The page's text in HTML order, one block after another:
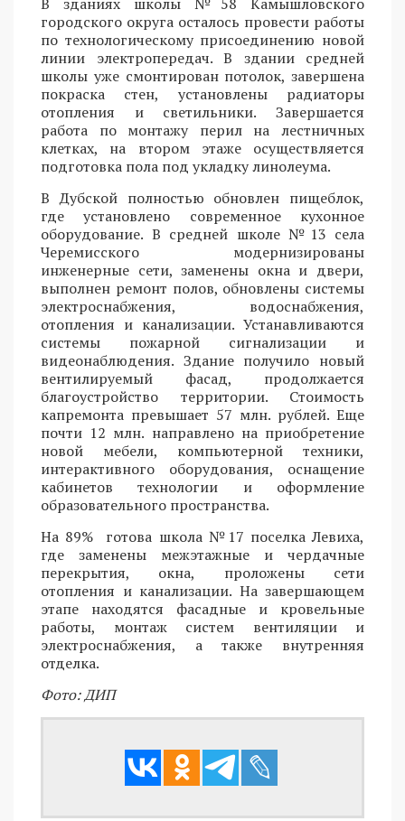
городского округа осталось провести работы
по технологическому присоединению новой
линии электропередач. В здании средней
школы уже смонтирован потолок, завершена
покраска стен, установлены радиаторы
отопления и светильники. Завершается
работа по монтажу перил на лестничных
клетках, на втором этаже осуществляется
подготовка пола под укладку линолеума.
В Дубской полностью обновлен пищеблок,
где установлено современное кухонное
оборудование. В средней школе №13 села
Черемисского модернизированы
инженерные сети, заменены окна и двери,
выполнен ремонт полов, обновлены системы
электроснабжения, водоснабжения,
отопления и канализации. Устанавливаются
системы пожарной сигнализации и
видеонаблюдения. Здание получило новый
вентилируемый фасад, продолжается
благоустройство территории. Стоимость
капремонта превышает 57 млн. рублей. Еще
почти 12 млн. направлено на приобретение
новой мебели, компьютерной техники,
интерактивного оборудования, оснащение
кабинетов технологии и оформление
образовательного пространства.
На 89% готова школа №17 поселка Левиха,
где заменены межэтажные и чердачные
перекрытия, окна, проложены сети
отопления и канализации. На завершающем
этапе находятся фасадные и кровельные
работы, монтаж систем вентиляции и
электроснабжения, а также внутренняя
отделка.
Фото: ДИП